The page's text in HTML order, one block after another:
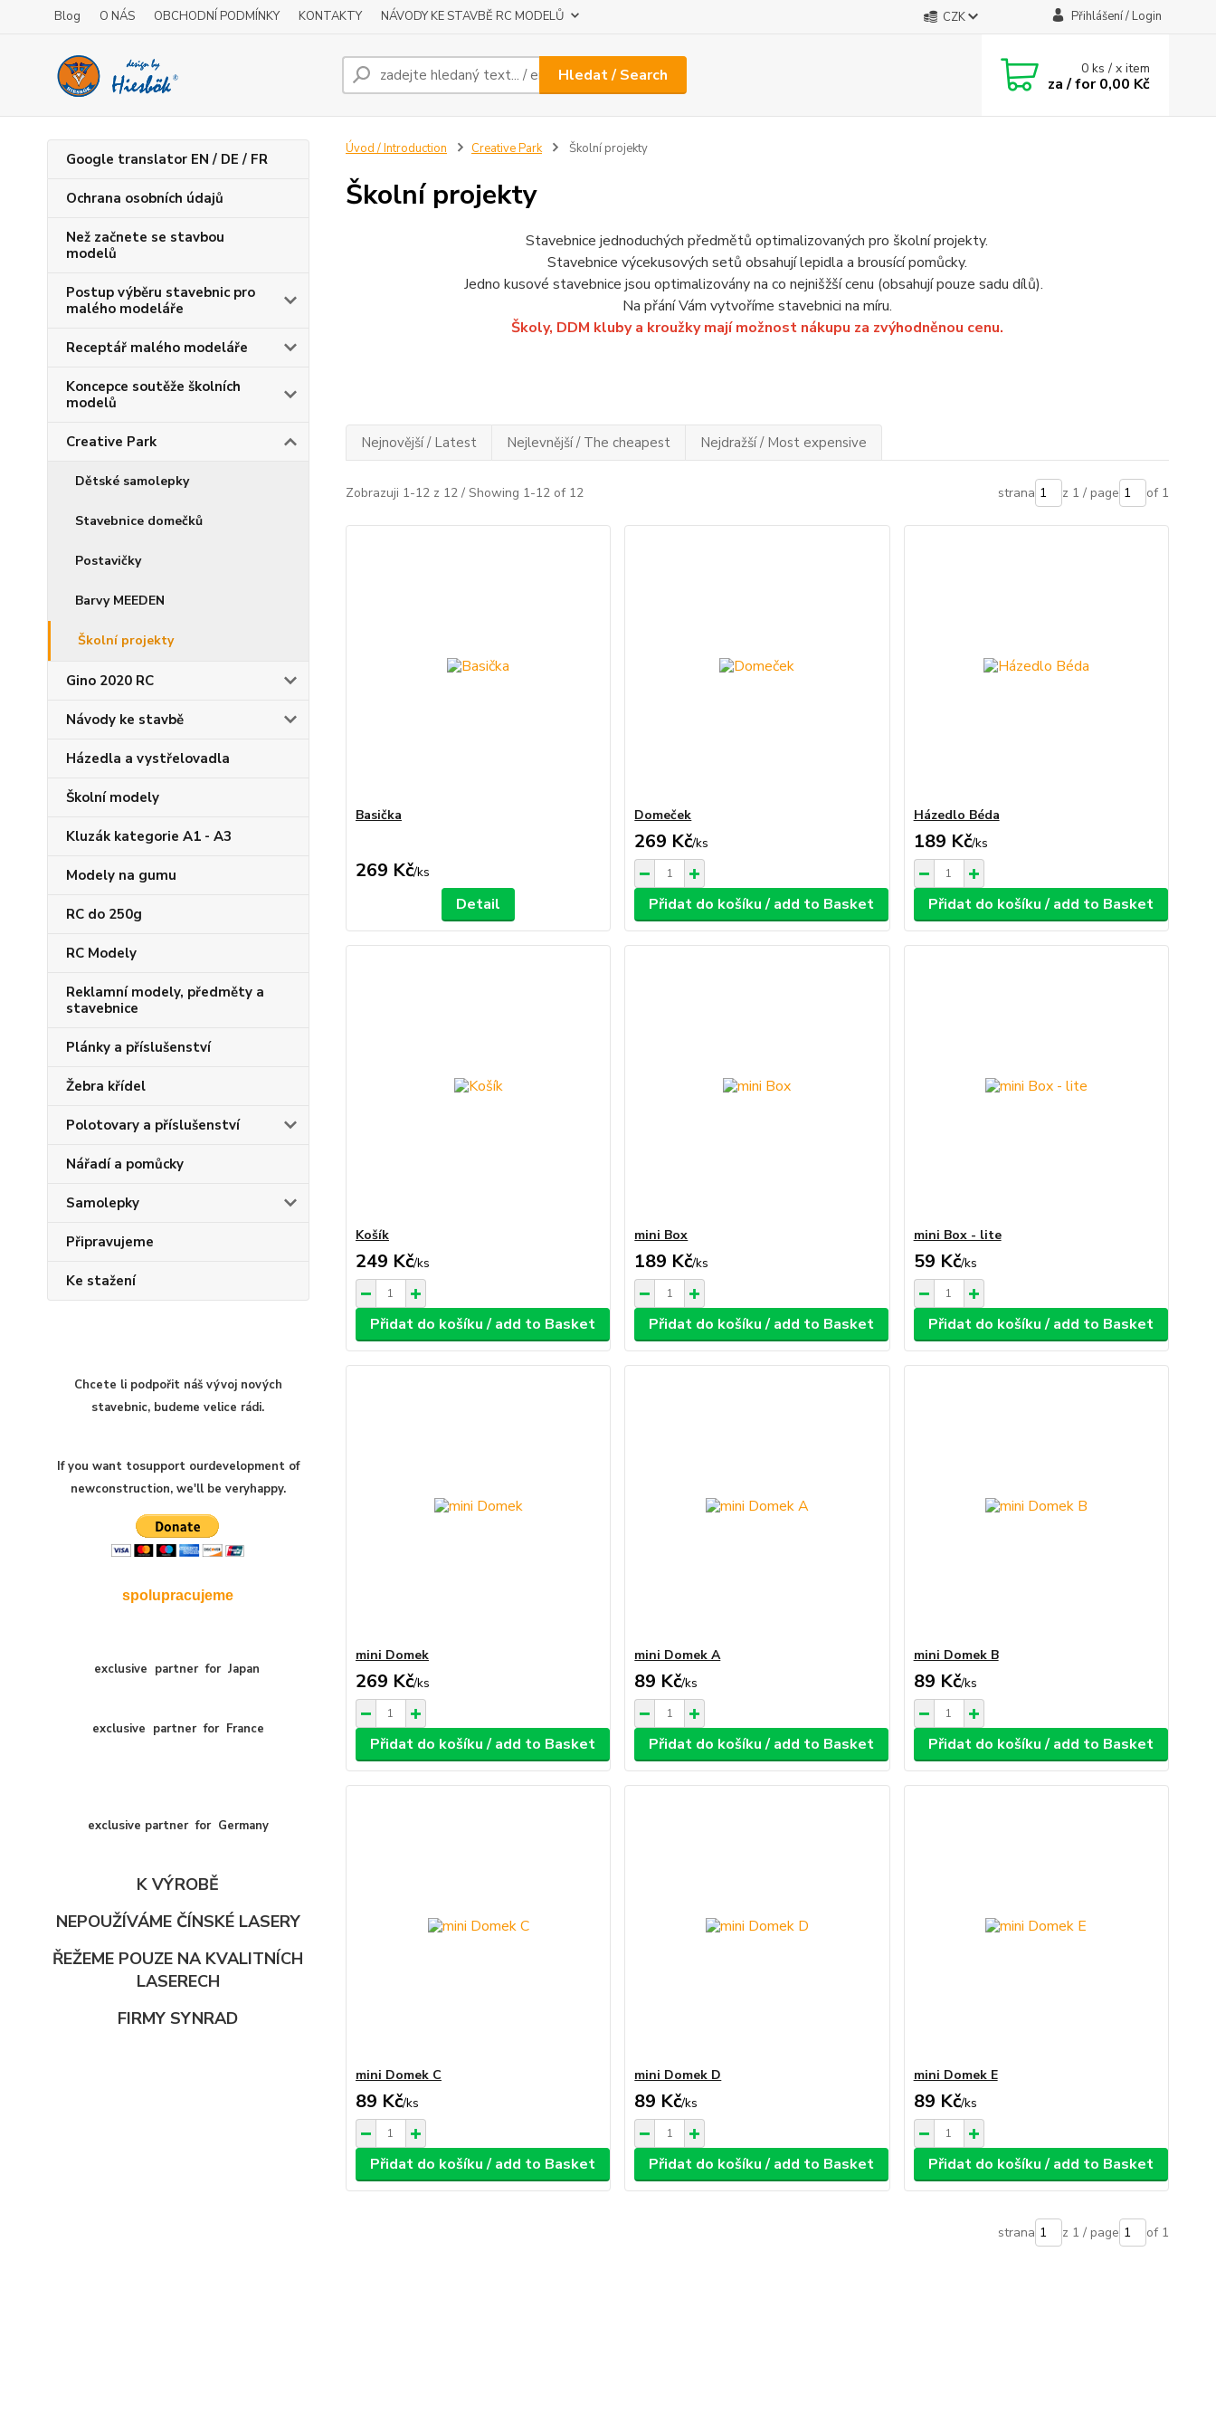
Blog O NÁS OBCHODNÍ PODMÍNKY KONTAKTY NÁVODY KE STAVBĚ RC MODELŮ CZK Přihlášení / Login
Hledat / Search 0ks / x item
za / for0,00 Kč
Google translator EN / DE / FR
Ochrana osobních údajů
Než začnete se stavbou
modelů
Postup výběru stavebnic pro
malého modeláře
Receptář malého modeláře
Koncepce soutěže školních
modelů
Creative Park
Dětské samolepky
Stavebnice domečků
Postavičky
Barvy MEEDEN
Školní projekty
Gino 2020 RC
Návody ke stavbě
Házedla a vystřelovadla
Školní modely
Kluzák kategorie A1 - A3
Modely na gumu
RC do 250g
RC Modely
Reklamní modely, předměty a
stavebnice
Plánky a příslušenství
Žebra křídel
Polotovary a příslušenství
Nářadí a pomůcky
Samolepky
Připravujeme
Ke stažení
Chcete li podpořit náš vývoj nových
stavebnic, budeme velice rádi.
If you want tosupport ourdevelopment of
newconstruction, we'll be veryhappy.
spolupracujeme
exclusive partner for Japan
exclusive partner for France
exclusive partner for Germany
K VÝROBĚ
NEPOUŽÍVÁME ČÍNSKÉ LASERY
ŘEŽEME POUZE NA KVALITNÍCH
LASERECH
FIRMY SYNRAD
Úvod / Introduction Creative Park Školní projekty
Školní projekty
Stavebnice jednoduchých předmětů optimalizovaných pro školní projekty.
Stavebnice výcekusových setů obsahují lepidla a brousící pomůcky.
Jedno kusové stavebnice jsou optimalizovány na co nejnišžší cenu (obsahují pouze sadu dílů).
Na přání Vám vytvoříme stavebnici na míru.
Školy, DDM kluby a kroužky mají možnost nákupu za zvýhodněnou cenu.
Nejnovější / Latest Nejlevnější / The cheapest Nejdražší / Most expensive
Zobrazuji 1-12 z 12 / Showing 1-12 of 12 strana z 1 / page of 1
Basička
269 Kč/ks
Detail
Domeček
269 Kč/ks
Přidat do košíku / add to Basket
Házedlo Béda
189 Kč/ks
Přidat do košíku / add to Basket
Košík
249 Kč/ks
Přidat do košíku / add to Basket
mini Box
189 Kč/ks
Přidat do košíku / add to Basket
mini Box - lite
59 Kč/ks
Přidat do košíku / add to Basket
mini Domek
269 Kč/ks
Přidat do košíku / add to Basket
mini Domek A
89 Kč/ks
Přidat do košíku / add to Basket
mini Domek B
89 Kč/ks
Přidat do košíku / add to Basket
mini Domek C
89 Kč/ks
Přidat do košíku / add to Basket
mini Domek D
89 Kč/ks
Přidat do košíku / add to Basket
mini Domek E
89 Kč/ks
Přidat do košíku / add to Basket
strana z 1 / page of 1